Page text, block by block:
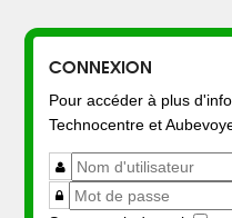
CONNEXION
Pour accéder à plus
Technocentre et